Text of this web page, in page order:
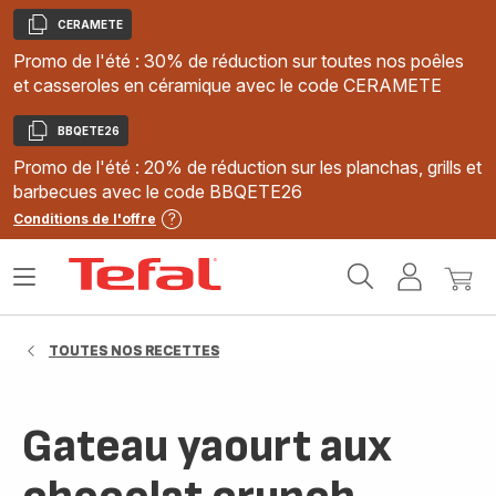
Copier
CERAMETE
Promo de l'été : 30% de réduction sur toutes nos poêles
et casseroles en céramique avec le code CERAMETE
Copier
BBQETE26
Promo de l'été : 20% de réduction sur les planchas, grills et
barbecues avec le code BBQETE26
Conditions de l'offre
MonMon
Ouvrir
TOUTES NOS RECETTES
Gateau yaourt aux